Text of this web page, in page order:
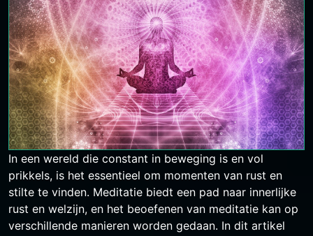
In een wereld die constant in beweging is en vol
prikkels, is het essentieel om momenten van rust en
stilte te vinden. Meditatie biedt een pad naar innerlijke
rust en welzijn, en het beoefenen van meditatie kan op
verschillende manieren worden gedaan. In dit artikel